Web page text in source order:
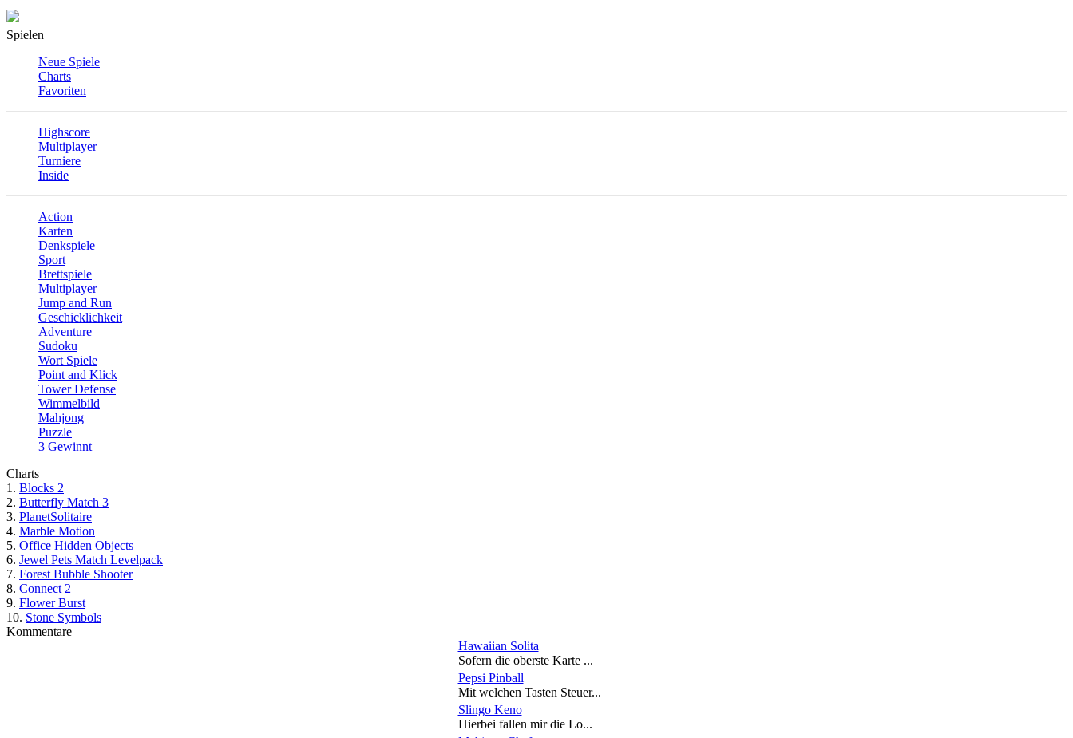
Spielen
Neue Spiele
Charts
Favoriten
Highscore
Multiplayer
Turniere
Inside
Action
Karten
Denkspiele
Sport
Brettspiele
Multiplayer
Jump and Run
Geschicklichkeit
Adventure
Sudoku
Wort Spiele
Point and Klick
Tower Defense
Wimmelbild
Mahjong
Puzzle
3 Gewinnt
Charts
1. Blocks 2
2. Butterfly Match 3
3. PlanetSolitaire
4. Marble Motion
5. Office Hidden Objects
6. Jewel Pets Match Levelpack
7. Forest Bubble Shooter
8. Connect 2
9. Flower Burst
10. Stone Symbols
Kommentare
Hawaiian Solita
Sofern die oberste Karte ...
Pepsi Pinball
Mit welchen Tasten Steuer...
Slingo Keno
Hierbei fallen mir die Lo...